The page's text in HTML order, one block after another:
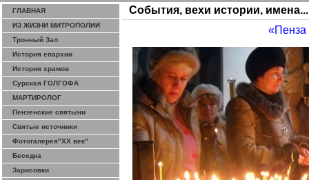
ГЛАВНАЯ
ИЗ ЖИЗНИ МИТРОПОЛИИ
Тронный Зал
История епархии
История храмов
Сурская ГОЛГОФА
МАРТИРОЛОГ
Пензенские святыни
Святые источники
Фотогалерея"ХХ век"
Беседка
Зарисовки
События, вехи истории, имена...